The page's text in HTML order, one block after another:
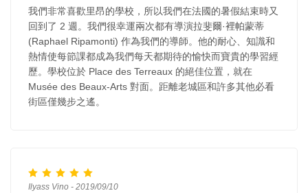
我們非常喜歡里昂的學校，所以我們在法國的暑假結束時又
回到了 2 週。我們很幸運兩次都有導演拉斐爾·裡帕蒙蒂
(Raphael Ripamonti) 作為我們的導師。他的耐心、知識和
熱情使每節課都成為我們每天都期待的愉快而寶貴的學習經
歷。學校位於 Place des Terreaux 的絕佳位置，就在
Musée des Beaux-Arts 對面。距離老城區和許多其他必看
街區僅幾步之遙。
Ilyass Vino - 2019/09/10